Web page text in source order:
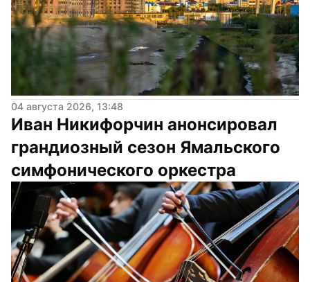
04 августа 2026, 13:48
Иван Никифорчин анонсировал
грандиозный сезон Ямальского
симфонического оркестра